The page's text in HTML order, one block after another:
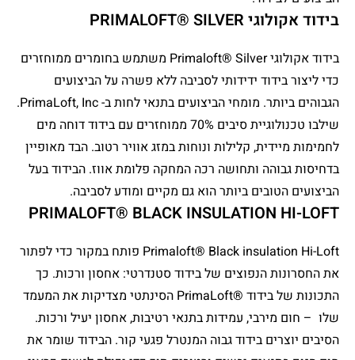
בידוד אקולוגי PRIMALOFT® SILVER
בידוד אקולוגי Primaloft® Silver משתמש בחומרים ממוחזרים
כדי ליצור בידוד ידידותי לסביבה ללא פשרה על הביצועים
הגבוהים ביותר. מומחי הביצועים בתנאי לחות ב- PrimaLoft, Inc.
שילבו טכנולוגיית סיבים 70% ממוחזרים עם בידוד דוחה מים
לחמימות מיידית, קלילות ונוחות במזג אוויר רטוב. הבד מאופיין
בדחיסות גבוהה ותחושה רכה המחקה פלומת אווז. הבידוד בעל
הביצועים הטובים ביותר הוא גם מקיים ומודע לסביבה.
PRIMALOFT® BLACK INSULATION HI-LOFT
Primaloft® Black insulation Hi-Loft פותח במקור כדי לפתור
את החסרונות הנפוצים של בידוד סטנדרטי: אחסון ורכות. כך
התכונות של בידוד ®PrimaLoft הסינתטי מצדיקות את המעמד
שלו – חום מירבי, עמידות בתנאי רטיבות, אחסון יעיל ורכות.
הסיבים יוצרים בידוד גבוה המנטרל פגעי קור. הבידוד שומר את